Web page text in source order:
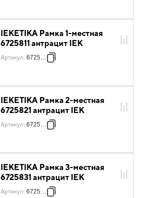
IEKETIKA Рамка 1-местная
6725811 антрацит IEK
Артикул: 6725811
IEKETIKA Рамка 2-местная
6725821 антрацит IEK
Артикул: 6725821
IEKETIKA Рамка 3-местная
6725831 антрацит IEK
Артикул: 6725831